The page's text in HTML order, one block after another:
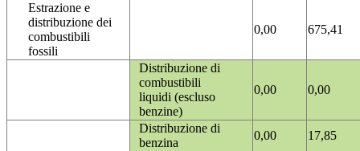
Estrazione e
distribuzione dei
combustibili
fossili
0,00 675,41
Distribuzione di
combustibili
liquidi (escluso
benzine)
0,00 0,00
Distribuzione di
benzina
0,00
17,85